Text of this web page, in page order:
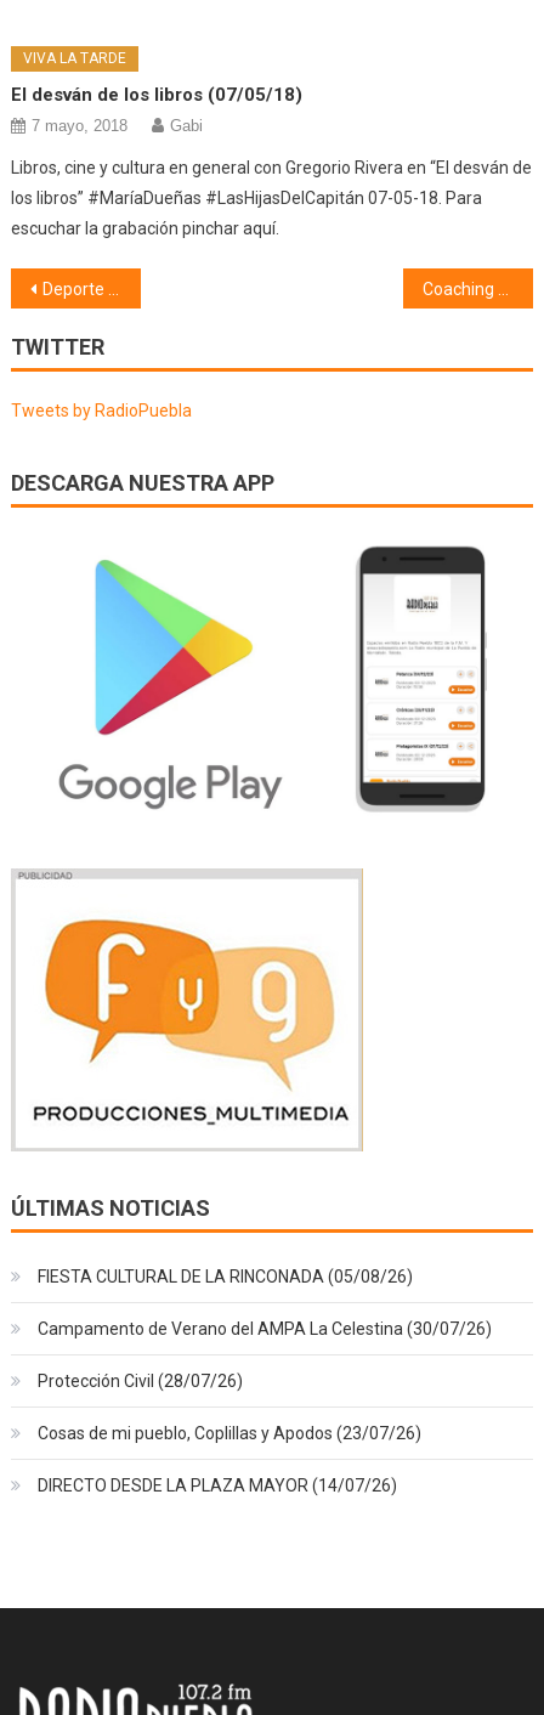
VIVA LA TARDE
El desván de los libros (07/05/18)
7 mayo, 2018 Gabi
Libros, cine y cultura en general con Gregorio Rivera en “El desván de
los libros” #MaríaDueñas #LasHijasDelCapitán 07-05-18. Para
escuchar la grabación pinchar aquí.
Navegación
de
entradas
Deporte (28/10/19) Coaching contigo (29/10/19) Relaciones de pareja
TWITTER
Tweets by RadioPuebla
DESCARGA NUESTRA APP
ÚLTIMAS NOTICIAS
FIESTA CULTURAL DE LA RINCONADA (05/08/26)
Campamento de Verano del AMPA La Celestina (30/07/26)
Protección Civil (28/07/26)
Cosas de mi pueblo, Coplillas y Apodos (23/07/26)
DIRECTO DESDE LA PLAZA MAYOR (14/07/26)